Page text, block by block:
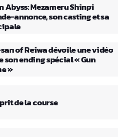
Abyss: Mezameru Shinpi
annonce, son casting et sa
of Reiwa dévoile une vidéo
son ending spécial « Gun
»
de la course